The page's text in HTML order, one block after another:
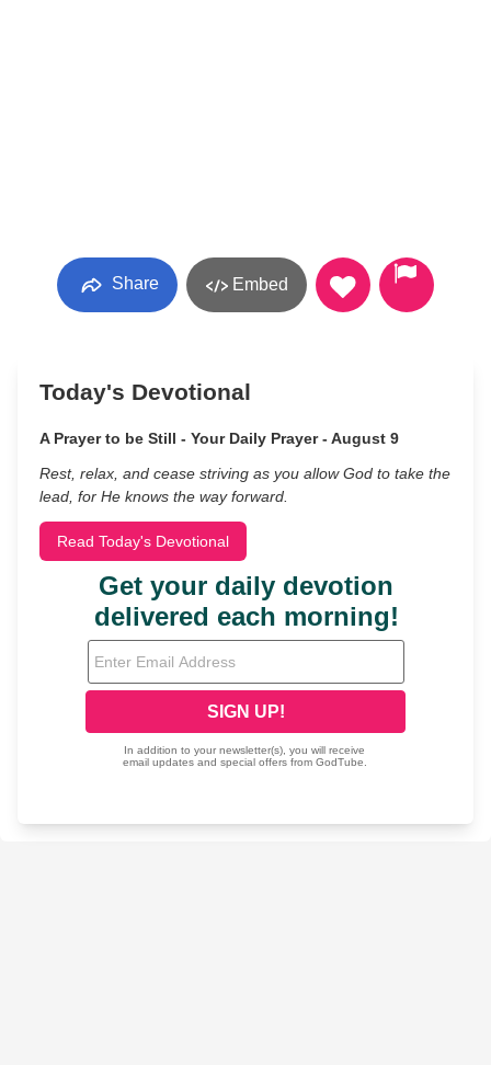
Share Embed
Today's Devotional
A Prayer to be Still - Your Daily Prayer - August 9
Rest, relax, and cease striving as you allow God to take the
lead, for He knows the way forward.
Read Today's Devotional